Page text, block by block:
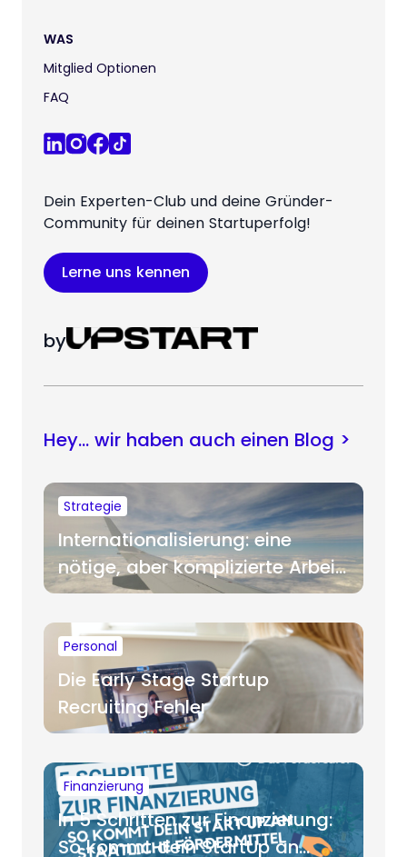
WAS
Mitglied Optionen
FAQ
Dein Experten-Club und deine Gründer-
Community für deinen Startuperfolg!
Lerne uns kennen
by
Hey… wir haben auch einen Blog >
Strategie
Internationalisierung: eine
nötige, aber komplizierte Arbeit
für Startups
Personal
Die Early Stage Startup
Recruiting Fehler
Finanzierung
In 5 Schritten zur Finanzierung:
So kommt dein StartUp an